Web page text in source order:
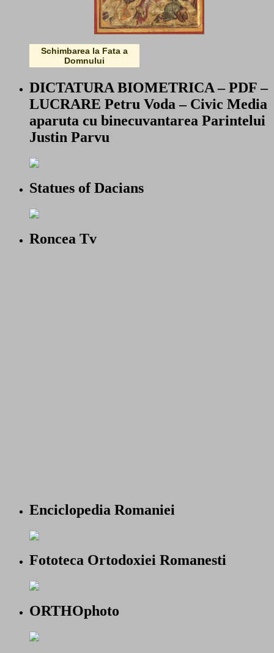
Schimbarea la Fata a
Domnului
DICTATURA BIOMETRICA – PDF –
LUCRARE Petru Voda – Civic Media
aparuta cu binecuvantarea Parintelui
Justin Parvu
Statues of Dacians
Roncea Tv
Enciclopedia Romaniei
Fototeca Ortodoxiei Romanesti
ORTHOphoto